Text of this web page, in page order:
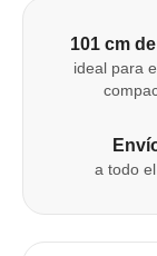
101 cm
ideal para
a todo